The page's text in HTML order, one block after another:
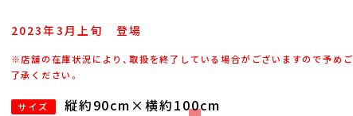
2023年3月上旬 登場
※店舗の在庫状況により、取扱を終了している場合がございますので予めご
了承ください。
サイズ 縦約90cm×横約100cm